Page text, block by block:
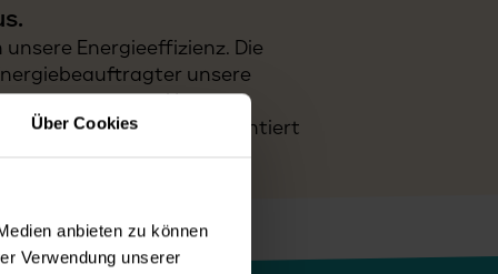
Über Cookies
anbieten zu können
Verwendung unserer
Energieeffizienz. Die
unsere
umsetzt. Unsere
um weiterhin zukunftsorientiert